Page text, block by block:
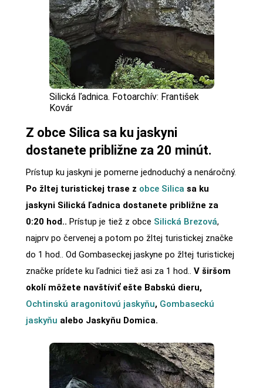
Silická ľadnica. Fotoarchív: František
Kovár
Z obce Silica sa ku jaskyni
dostanete približne za 20 minút.
Prístup ku jaskyni je pomerne jednoduchý a nenáročný.
Po žltej turistickej trase z obce Silica sa ku
jaskyni Silická ľadnica dostanete približne za
0:20 hod.. Prístup je tiež z obce Silická Brezová,
najprv po červenej a potom po žltej turistickej značke
do 1 hod.. Od Gombaseckej jaskyne po žltej turistickej
značke prídete ku ľadnici tiež asi za 1 hod.. V širšom
okolí môžete navštíviť ešte Babskú dieru,
Ochtinskú aragonitovú jaskyňu, Gombaseckú
jaskyňu alebo Jaskyňu Domica.